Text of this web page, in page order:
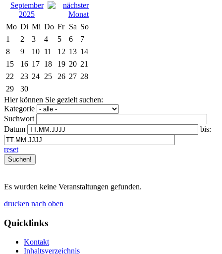
September
2025
Mo Di Mi Do Fr Sa So
1
2 3 4 5 6
7
8
9 10 11 12 13 14
15
16 17 18 19 20 21
22
23 24 25 26 27 28
29
30
Hier können Sie gezielt suchen:
Kategorie
Suchwort
Datum
bis:
reset
Es wurden keine Veranstaltungen gefunden.
drucken nach oben
Quicklinks
Kontakt
Inhaltsverzeichnis